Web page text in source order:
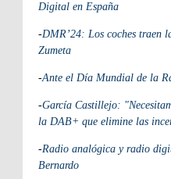
Digital en España
-DMR’24: Los coches traen
Zumeta
-Ante el Día Mundial de la
-García Castillejo:
la DAB+ que elimine las
-Radio analógica y radio
Bernardo